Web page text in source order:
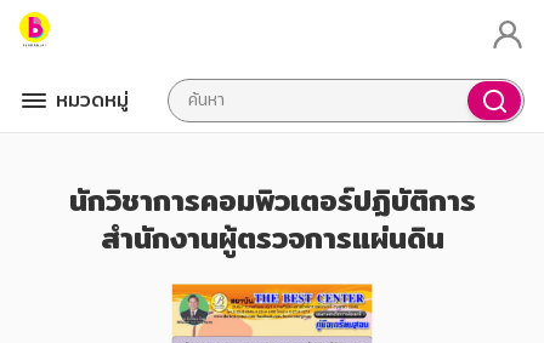
หมวดหมู่
นักวิชาการคอมพิวเตอร์ปฏิบัติการ
สำนักงานผู้ตรวจการแผ่นดิน